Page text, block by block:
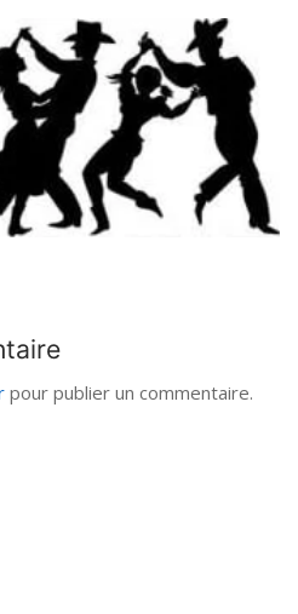
pour publier un commentaire.